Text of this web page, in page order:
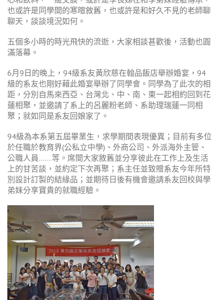
也或許是同學間的寒暄敘舊，也或許是和好久不見的老師聊
聊天，談談境況如何。
五個多小時的時光飛快的流逝，大家相談甚歡後，活動也圓
滿落幕。
6月9日的晚上，94級系友黃欣慈在翰品飯店舉辦婚宴，94
級的系友也剛好藉此婚宴舉辦了同學會。同學為了此次的相
距，分別自馬來西亞、台灣北、中、南、東一起相約回到花
蓮相聚，並邀請了系上的呂麗粉老師、系助理瑞蓮一同相
聚；就如同是系友回娘家了。
94級為本系第五屆畢業生，求學期間表現優異；目前有多位
於任職於教育界(公私立中學)、外商公司、外派海外主管、
公職人員…….等。席間大家敘舊並分享彼此在工作上及生活
上的甘苦談，並約定下次再聚；系主任並致贈系友今年所特
別設計訂製的結緣品；並期待日後有機會邀請系友回校與學
弟妹分享寶貴的就職經驗。